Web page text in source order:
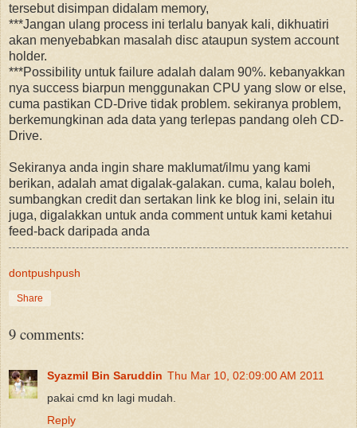
tersebut disimpan didalam memory,
***Jangan ulang process ini terlalu banyak kali, dikhuatiri
akan menyebabkan masalah disc ataupun system account
holder.
***Possibility untuk failure adalah dalam 90%. kebanyakkan
nya success biarpun menggunakan CPU yang slow or else,
cuma pastikan CD-Drive tidak problem. sekiranya problem,
berkemungkinan ada data yang terlepas pandang oleh CD-
Drive.
Sekiranya anda ingin share maklumat/ilmu yang kami
berikan, adalah amat digalak-galakan. cuma, kalau boleh,
sumbangkan credit dan sertakan link ke blog ini, selain itu
juga, digalakkan untuk anda comment untuk kami ketahui
feed-back daripada anda
dontpushpush
Share
9 comments:
Syazmil Bin Saruddin Thu Mar 10, 02:09:00 AM 2011
pakai cmd kn lagi mudah.
Reply